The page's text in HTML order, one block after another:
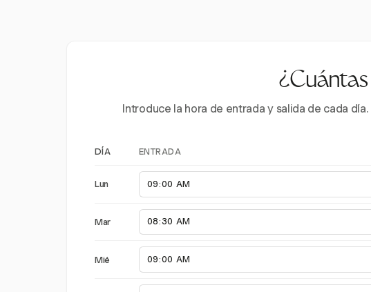
Introduce la hora de entrada y salida de cada
DÍA ENTRADA
Lun
Mar
Mié